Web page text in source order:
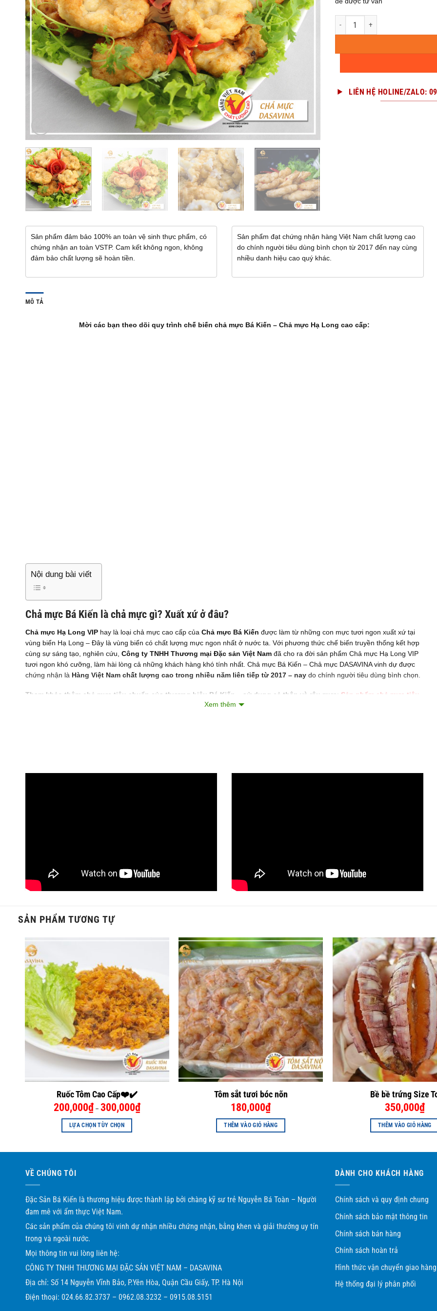
Chả mực Hạ Long VIP✔️❣️ số lượng
LIÊN HỆ HOLINE/ZALO:
Sản phẩm đảm bảo 100% an toàn vệ sinh thực phẩm, có
chứng nhận an toàn VSTP. Cam kết không ngon, không
đảm bảo chất lượng sẽ hoàn tiền.
Sản phẩm đạt chứng nhận hàng Việt Nam chất lượng cao
do chính người tiêu dùng bình chọn từ 2017 đến nay cùng
nhiều danh hiệu cao quý khác.
MÔ TẢ
Mời các bạn theo dõi quy trình chế biến chả mực Bá Kiến – Chả mực Hạ Long cao cấp:
Nội dung bài viết
Chả mực Bá Kiến là chả mực gì? Xuất xứ ở đâu?
Chả mực Hạ Long VIP hay là loại chả mực cao cấp của Chả mực Bá Kiến được làm từ những con mực tươi ngon xuất xứ tại
vùng biển Hạ Long – Đây là vùng biển có chất lượng mực ngon nhất ở nước ta. Với phương thức chế biến truyền thống kết hợp
cùng sự sáng tạo, nghiên cứu, Công ty TNHH Thương mại Đặc sản Việt Nam đã cho ra đời sản phẩm Chả mực Hạ Long VIP
tươi ngon khó cưỡng, làm hài lòng cả những khách hàng khó tính nhất. Chả mực Bá Kiến – Chả mực DASAVINA vinh dự được
chứng nhận là Hàng Việt Nam chất lượng cao trong nhiều năm liên tiếp từ 2017 – nay do chính người tiêu dùng bình chọn.
Tham khảo thêm chả mực tiêu chuẩn của thương hiệu Bá Kiến – sử dụng cả thân và râu mực: Sản phẩm chả mực tiêu
Nghệ sĩ Quang Tèo đánh giá cao chất lượngđặc sản Chả mực Hạ Longthương hiệu Bá Kiến
Chả mực Hạ Long VIP mang hương vị đậm chất biển Hạ Long. Đó là sự mặn mòi của biển cả hòa quyện cùng vị ngọt thơm nồng
nàn trong từng miếng chả, tận hưởng miếng chả mực ngon, dai giòn sần sật tan đều trong miệng như được thưởng thức một
món ngon tuyệt hảo mà đất trời ưu ái dành tặng cho con người.
Mời Quý vị theo dõi video: Chả mực Bá Kiến được lựa chọn cho bữa tiệc cưới lớn tại Đông Anh, Hà Nội
Chả mực Bá Kiến – Chả mực Hạ Long có gì đặc biệt?
Xem thêm
SẢN PHẨM TƯƠNG TỰ
Ruốc Tôm Cao Cấp❤️✔️
200,000₫ – 300,000₫
LỰA CHỌN TÙY CHỌN
thể.
Các
tùy
có
được
chọn
trên
Tôm sắt tươi bóc nõn
180,000₫
THÊM VÀO GIỎ HÀNG
Bề bề trứng Size
350,000₫
THÊM VÀO GIỎ HÀNG
VỀ CHÚNG TÔI
Đặc Sản Bá Kiến là thương hiệu được thành lập bởi chàng kỹ sư trẻ Nguyễn Bá Toàn – Người
đam mê với ẩm thực Việt Nam.
Các sản phẩm của chúng tôi vinh dự nhận nhiều chứng nhận, bằng khen và giải thưởng uy tín
trong và ngoài nước.
Mọi thông tin vui lòng liên hệ:
CÔNG TY TNHH THƯƠNG MẠI ĐẶC SẢN VIỆT NAM – DASAVINA
Địa chỉ: Số 14 Nguyễn Vĩnh Bảo, P.Yên Hòa, Quận Cầu Giấy, TP. Hà Nội
Điện thoại: 024.66.82.3737 – 0962.08.3232 – 0915.08.5151
DÀNH CHO KHÁCH HÀNG
Chính sách và quy định chung
Chính sách bảo mật thông tin
Chính sách bán hàng
Chính sách hoàn trả
Hình thức vận chuyển giao hàng
Hệ thống đại lý phân phối